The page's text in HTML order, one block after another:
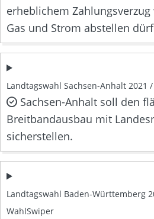
erheblichem
Gas und Strom abstellen
Landtagswahl Sachsen-Anhalt 2021
Sachsen-Anhalt soll den
Breitbandausbau mit
sicherstellen.
Landtagswahl Baden-Württemberg
WahlSwiper